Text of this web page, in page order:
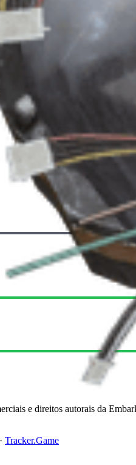
repele qualquer coisa dentro de
e direitos autorais da
· Tracker.Game